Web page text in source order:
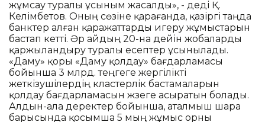
жұмсау туралы ұсыным жасалды», - деді Қ.
Келімбетов. Оның сөзіне қарағанда, қазіргі таңда
банктер алған қаражаттарды игеру жұмыстарын
бастап кетті. Әр айдың 20-на дейін жобаларды
қаржыландыру туралы есептер ұсынылады.
«Даму» қоры «Даму қолдау» бағдарламасы
бойынша 3 млрд. теңгеге жергілікті
жеткізушілердің кластерлік бастамаларын
қолдау бағдарламасын жүзеге асыратын болады.
Алдын-ала деректер бойынша, аталмыш шара
барысында қосымша 5 мың жұмыс орны